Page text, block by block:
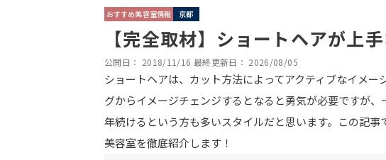
おすすめ美容室情報 京都
【完全取材】ショートヘアが上
公開日： 2018/11/16 最終更新日： 2026/08/05
ショートヘアは、カット方法によってアクティブなイメ
グからイメージチェンジするとなると勇気が必要ですが
年続けるという方も多いスタイルだと思います。この記
美容室を徹底紹介します！